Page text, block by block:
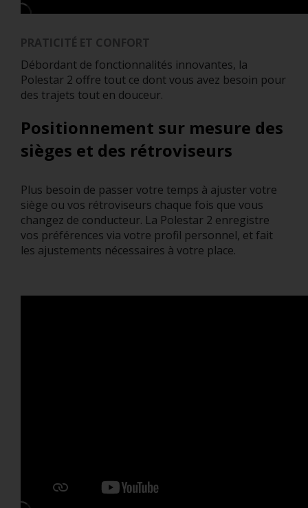
PRATICITÉ ET CONFORT
Débordant de fonctionnalités innovantes, la
Polestar 2 offre tout ce dont vous avez besoin pour
des trajets tout en douceur.
Positionnement sur mesure des
sièges et des rétroviseurs
Plus besoin de passer votre temps à ajuster votre
siège ou vos rétroviseurs chaque fois que vous
changez de conducteur. La Polestar 2 enregistre
vos préférences via votre profil personnel, et fait
les ajustements nécessaires à votre place.